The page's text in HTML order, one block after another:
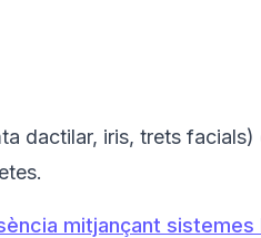
dactilar, iris, trets facials)
mitjançant